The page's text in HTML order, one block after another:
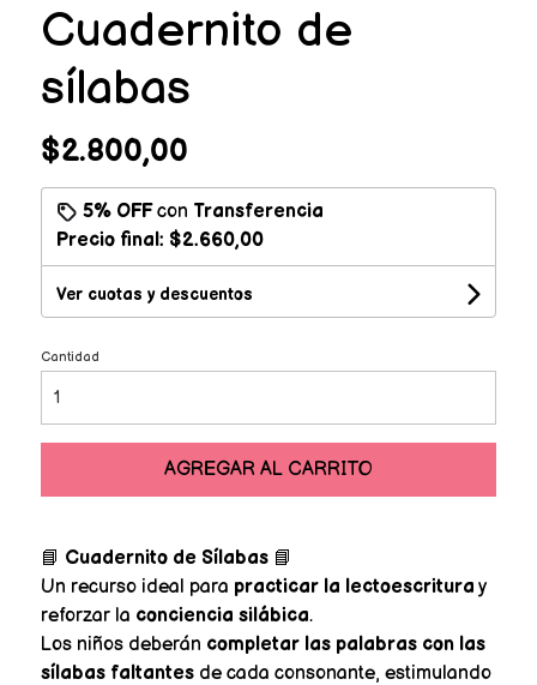
Cuadernito de
sílabas
$2.800,00
5% OFFcon Transferencia
Precio final: $2.660,00
Ver cuotas y descuentos
Cantidad
AGREGAR AL CARRITO
📘 Cuadernito de Sílabas📘
Un recurso ideal para practicar la lectoescritura y
reforzar la conciencia silábica.
Los niños deberán completar las palabras con las
sílabas faltantesde cada consonante, estimulando